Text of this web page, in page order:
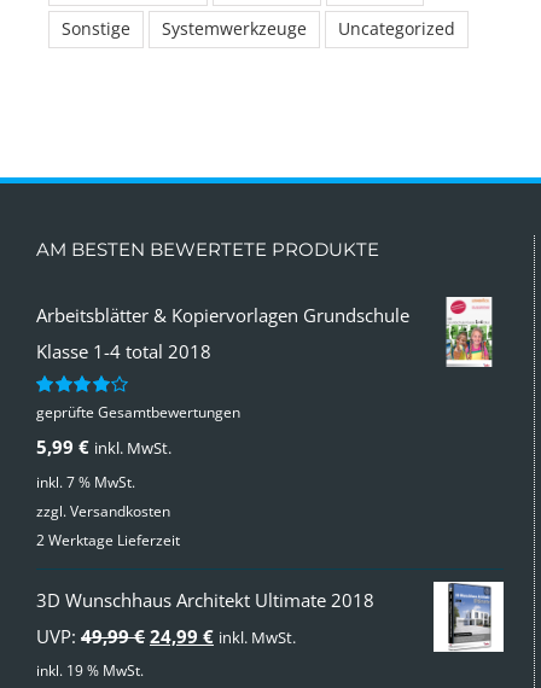
Sonstige
Systemwerkzeuge Uncategorized
AM BESTEN BEWERTETE PRODUKTE
Arbeitsblätter & Kopiervorlagen Grundschule
Klasse 1-4 total 2018
Bewertet
von 5
geprüfte Gesamtbewertungen
5,99 € inkl. MwSt.
inkl. 7 % MwSt.
zzgl.Versandkosten
2 Werktage Lieferzeit
3D Wunschhaus Architekt Ultimate 2018
UVP: 49,99€ Ursprünglicher
24,99 €Aktueller
inkl. MwSt.
inkl. 19 % MwSt.